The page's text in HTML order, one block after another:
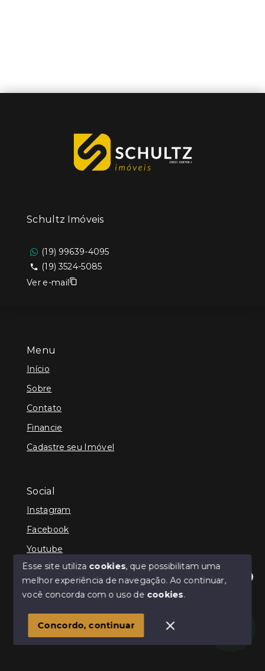
Olá! Estamos disponíveis para te ajudar.
Menu
Início
Sobre
Contato
Financie
Cadastre seu Imóvel
Social
Instagram
Facebook
Youtube
© Copyright 2026 - Schultz Imóveis - Todos os direitos
SITE PARA IMOBILIARIA
Schultz Imóveis
(19) 99639-4095
(19) 3524-5085
Ver e-mail
Esse site utiliza cookies, que possibilitam uma
melhor experiência de navegação.Ao continuar,
você concorda com o uso de cookies.
Concordo, continuar